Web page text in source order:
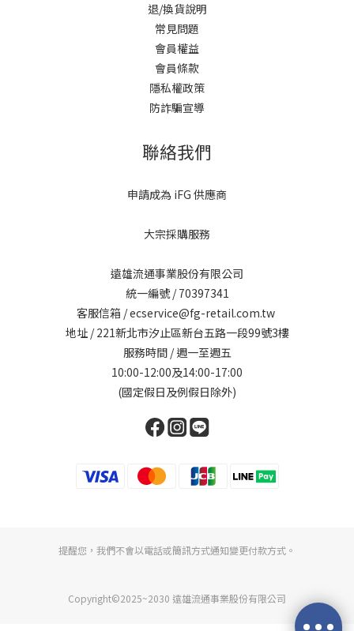
退/換貨說明
常見問題
會員權益
會員條款
隱私權政策
防詐騙宣導
聯絡我們
申請成為 iFG 供應商
大宗採購服務
遠雄流通事業股份有限公司
統一編號 / 70397341
客服信箱 / ecservice@fg-retail.com.tw
地址 / 221新北市汐止區新台五路一段99號3樓
服務時間 / 週一至週五
10:00-12:00及14:00-17:00
(國定假日及例假日除外)
提醒您，我們不會以電話或簡訊方式通知變更付款方式。
Copyright©2025~2030 遠雄流通事業股份有限公司